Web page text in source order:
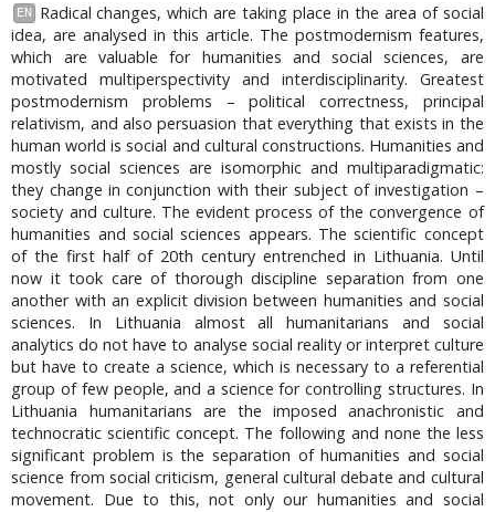
EN
Radical changes, which are taking place in the area of social
idea, are analysed in this article. The postmodernism features,
which are valuable for humanities and social sciences, are
motivated multiperspectivity and interdisciplinarity. Greatest
postmodernism problems – political correctness, principal
relativism, and also persuasion that everything that exists in the
human world is social and cultural constructions. Humanities and
mostly social sciences are isomorphic and multiparadigmatic:
they change in conjunction with their subject of investigation –
society and culture. The evident process of the convergence of
humanities and social sciences appears. The scientific concept
of the first half of 20th century entrenched in Lithuania. Until
now it took care of thorough discipline separation from one
another with an explicit division between humanities and social
sciences. In Lithuania almost all humanitarians and social
analytics do not have to analyse social reality or interpret culture
but have to create a science, which is necessary to a referential
group of few people, and a science for controlling structures. In
Lithuania humanitarians are the imposed anachronistic and
technocratic scientific concept. The following and none the less
significant problem is the separation of humanities and social
science from social criticism, general cultural debate and cultural
movement. Due to this, not only our humanities and social